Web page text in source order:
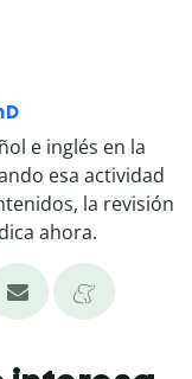
e inglés en la
esa actividad
la revisión
ahora.